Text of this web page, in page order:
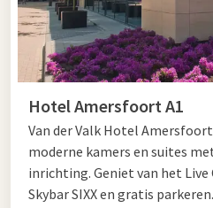
Ook voor reizigers richting
wegrestaurant langs de A1
Cantharel ligt op korte afstand
bekend om de gastvrije sfeer,
omgeving.
In de omgeving van Hilversum
Hilversum - De Witte Bergen.
langs de A1 is uitstekend
snelle stop of uitgebreid diner
Hotel Amersfoort A1
Van der Valk Hotel
moderne kamers en suites
inrichting. Geniet van het
Skybar SIXX en gratis